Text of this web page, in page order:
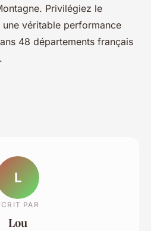
Privilégiez le
véritable performance
48 départements français
L
PAR
Lou